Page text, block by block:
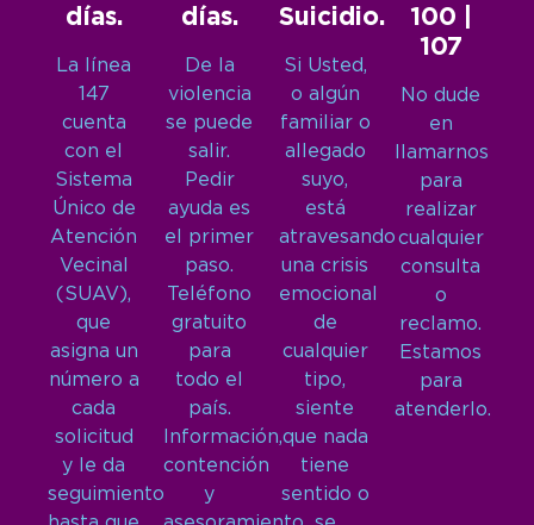
días.
La línea
147
cuenta
con el
Sistema
Único de
Atención
Vecinal
(SUAV),
que
asigna un
número a
cada
solicitud
y le da
seguimiento
días.
De la
violencia
se puede
salir.
Pedir
ayuda es
el primer
paso.
Teléfono
gratuito
para
todo el
país.
Información,
contención
y
Suicidio.
Si Usted,
o algún
familiar o
allegado
suyo,
está
atravesando
una crisis
emocional
de
cualquier
tipo,
siente
que nada
tiene
sentido o
100 |
107
No dude
en
llamarnos
para
realizar
cualquier
consulta
o
reclamo.
Estamos
para
atenderlo.